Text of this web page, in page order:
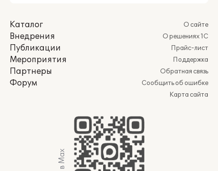
Каталог
Внедрения
Публикации
Мероприятия
Партнеры
Форум
О сайте
О решениях 1С
Прайс-лист
Поддержка
Обратная связь
Сообщить об ошибке
Карта сайта